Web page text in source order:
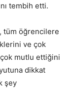
tembih etti.
tüm öğrencilere
ve çok
mutlu ettiğini
dikkat
şey